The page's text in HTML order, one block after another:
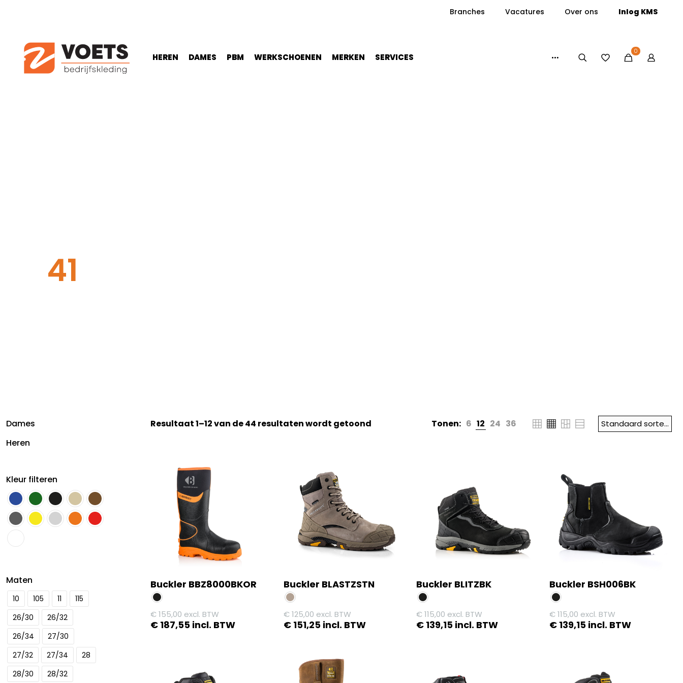
Branches Vacatures Over ons Inlog KMS
HEREN DAMES PBM WERKSCHOENEN MERKEN SERVICES
0
41
Dames
Heren
Kleur filteren
Maten
10 105 11
115
26/30
26/32
26/34
27/30
27/32
27/34
28
28/30
28/32
Resultaat 1–12 van de 44 resultaten wordt getoond Tonen: 6 12 24 36
Buckler BBZ8000BKOR
€155,00 excl. BTW
€ 187,55 incl. BTW
Buckler BLASTZSTN
€125,00 excl. BTW
€151,25incl. BTW
heeft
Buckler BLITZBK
€115,00 excl. BTW
€ 139,15 incl. BTW
Buckler BSH006BK
€115,00 excl. BTW
€139,15incl. BTW